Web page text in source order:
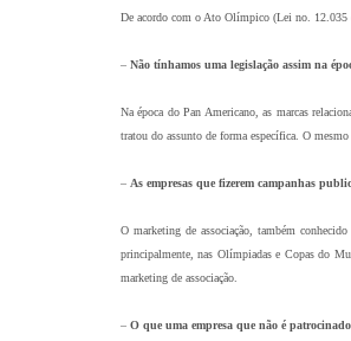
De acordo com o Ato Olímpico (Lei no. 12.035
– Não tínhamos uma legislação assim na
Na época do Pan Americano, as marcas
tratou do assunto de forma específica. O
– As empresas que fizerem campanhas
O marketing de associação, também
principalmente, nas Olímpiadas e Copas do
marketing de associação.
– O que uma empresa que não é